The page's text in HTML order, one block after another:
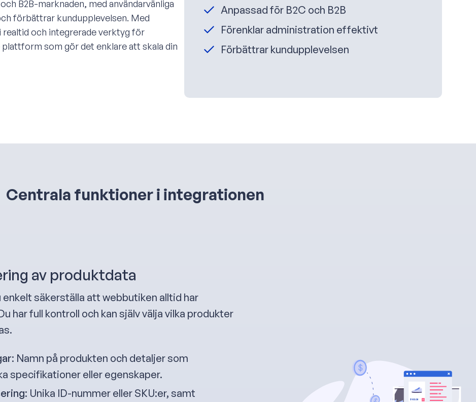
B2B-marknaden, med användarvänliga
förbättrar kundupplevelsen. Med
och integrerade verktyg för
som gör det enklare att skala din
Anpassad för B2C och B2B
Förenklar administration effektivt
Förbättrar kundupplevelsen
Centrala funktioner i integrationen
av produktdata
enkelt säkerställa att webbutiken alltid har
har full kontroll och kan själv välja vilka produkter
: Namn på produkten och detaljer som
specifikationer eller egenskaper.
: Unika ID-nummer eller SKU:er, samt